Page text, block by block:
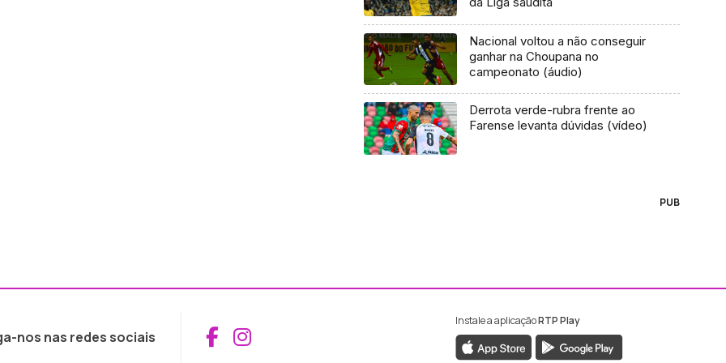
Nacional voltou a não conseguir
ganhar na Choupana no
campeonato (áudio)
Derrota verde-rubra frente ao
Farense levanta dúvidas (vídeo)
PUB
nos nas redes sociais Aceder ao Facebook da RTP Madeira
Aceder ao Instagram da RTP Madeira
Instale a aplicaçãoRTP Play